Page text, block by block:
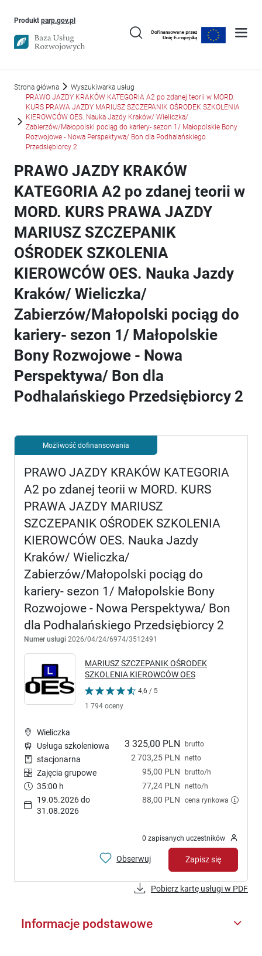
Produkt parp.gov.plUwaga, link otworzy się w nowym oknie
Strona główna
Wyszukiwarka usług
PRAWO JAZDY KRAKÓW KATEGORIA A2 po zdanej teorii w MORD.
KURS PRAWA JAZDY MARIUSZ SZCZEPANIK OŚRODEK SZKOLENIA
KIEROWCÓW OES. Nauka Jazdy Kraków/ Wieliczka/
Zabierzów/Małopolski pociąg do kariery- sezon 1/ Małopolskie Bony
Rozwojowe - Nowa Perspektywa/ Bon dla Podhalańskiego
Przedsiębiorcy 2
PRAWO JAZDY KRAKÓW
KATEGORIA A2 po zdanej teorii w
MORD. KURS PRAWA JAZDY
MARIUSZ SZCZEPANIK
OŚRODEK SZKOLENIA
KIEROWCÓW OES. Nauka Jazdy
Kraków/ Wieliczka/
Zabierzów/Małopolski pociąg do
kariery- sezon 1/ Małopolskie
Bony Rozwojowe - Nowa
Perspektywa/ Bon dla
Podhalańskiego Przedsiębiorcy 2
Możliwość dofinansowania
PRAWO JAZDY KRAKÓW KATEGORIA
A2 po zdanej teorii w MORD. KURS
PRAWA JAZDY MARIUSZ
SZCZEPANIK OŚRODEK SZKOLENIA
KIEROWCÓW OES. Nauka Jazdy
Kraków/ Wieliczka/
Zabierzów/Małopolski pociąg do
kariery- sezon 1/ Małopolskie Bony
Rozwojowe - Nowa Perspektywa/ Bon
dla Podhalańskiego Przedsiębiorcy 2
Numer usługi 2026/04/24/6974/3512491
MARIUSZ SZCZEPANIK OŚRODEK
SZKOLENIA KIEROWCÓW OES
4,6 / 5
1 794 oceny
3 325,00 PLN brutto
2 703,25 PLN netto
95,00 PLN brutto/h
77,24 PLN netto/h
88,00 PLN cena rynkowa
Wieliczka
Usługa szkoleniowa
stacjonarna
Zajęcia grupowe
35:00 h
19.05.2026 do
31.08.2026
0 zapisanych uczestników
Obserwuj Zapisz się
Pobierz kartę usługi w PDF
Informacje podstawowe